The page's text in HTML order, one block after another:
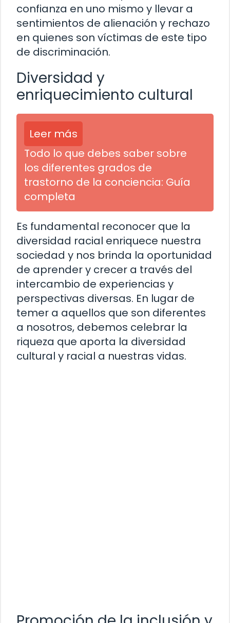
confianza en uno mismo y llevar a
sentimientos de alienación y rechazo
en quienes son víctimas de este tipo
de discriminación.
Diversidad y
enriquecimiento cultural
Leer más
Todo lo que debes saber sobre
los diferentes grados de
trastorno de la conciencia: Guía
completa
Es fundamental reconocer que la
diversidad racial enriquece nuestra
sociedad y nos brinda la oportunidad
de aprender y crecer a través del
intercambio de experiencias y
perspectivas diversas. En lugar de
temer a aquellos que son diferentes
a nosotros, debemos celebrar la
riqueza que aporta la diversidad
cultural y racial a nuestras vidas.